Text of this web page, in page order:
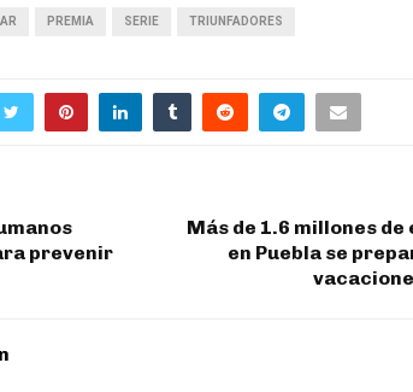
PREMIA SERIE TRIUNFADORES
prevenir
Más de 1.6 millones
en Puebla se